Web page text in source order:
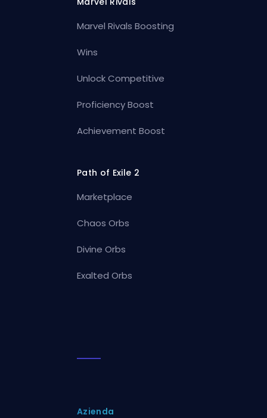
Marvel Rivals Boosting
Wins
Unlock Competitive
Proficiency Boost
Achievement Boost
Path of Exile 2
Marketplace
Chaos Orbs
Divine Orbs
Exalted Orbs
Azienda